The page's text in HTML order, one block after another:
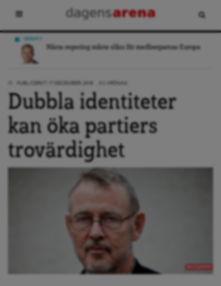
DEBATT
Nästa regering måste slåss för medborgarnas Europa
Dubbla identiteter
kan öka partiers
trovärdighet